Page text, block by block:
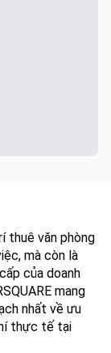
thuê văn phòng
mà còn là
của doanh
mang
nhất về ưu
thực tế tại